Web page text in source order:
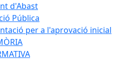
d'Abast
Pública
per a l'aprovació inicial